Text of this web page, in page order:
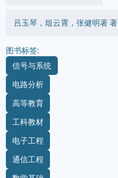
吕玉琴，俎云霄，张健明著 著
图书标签:
信号与系统
电路分析
高等教育
工科教材
电子工程
通信工程